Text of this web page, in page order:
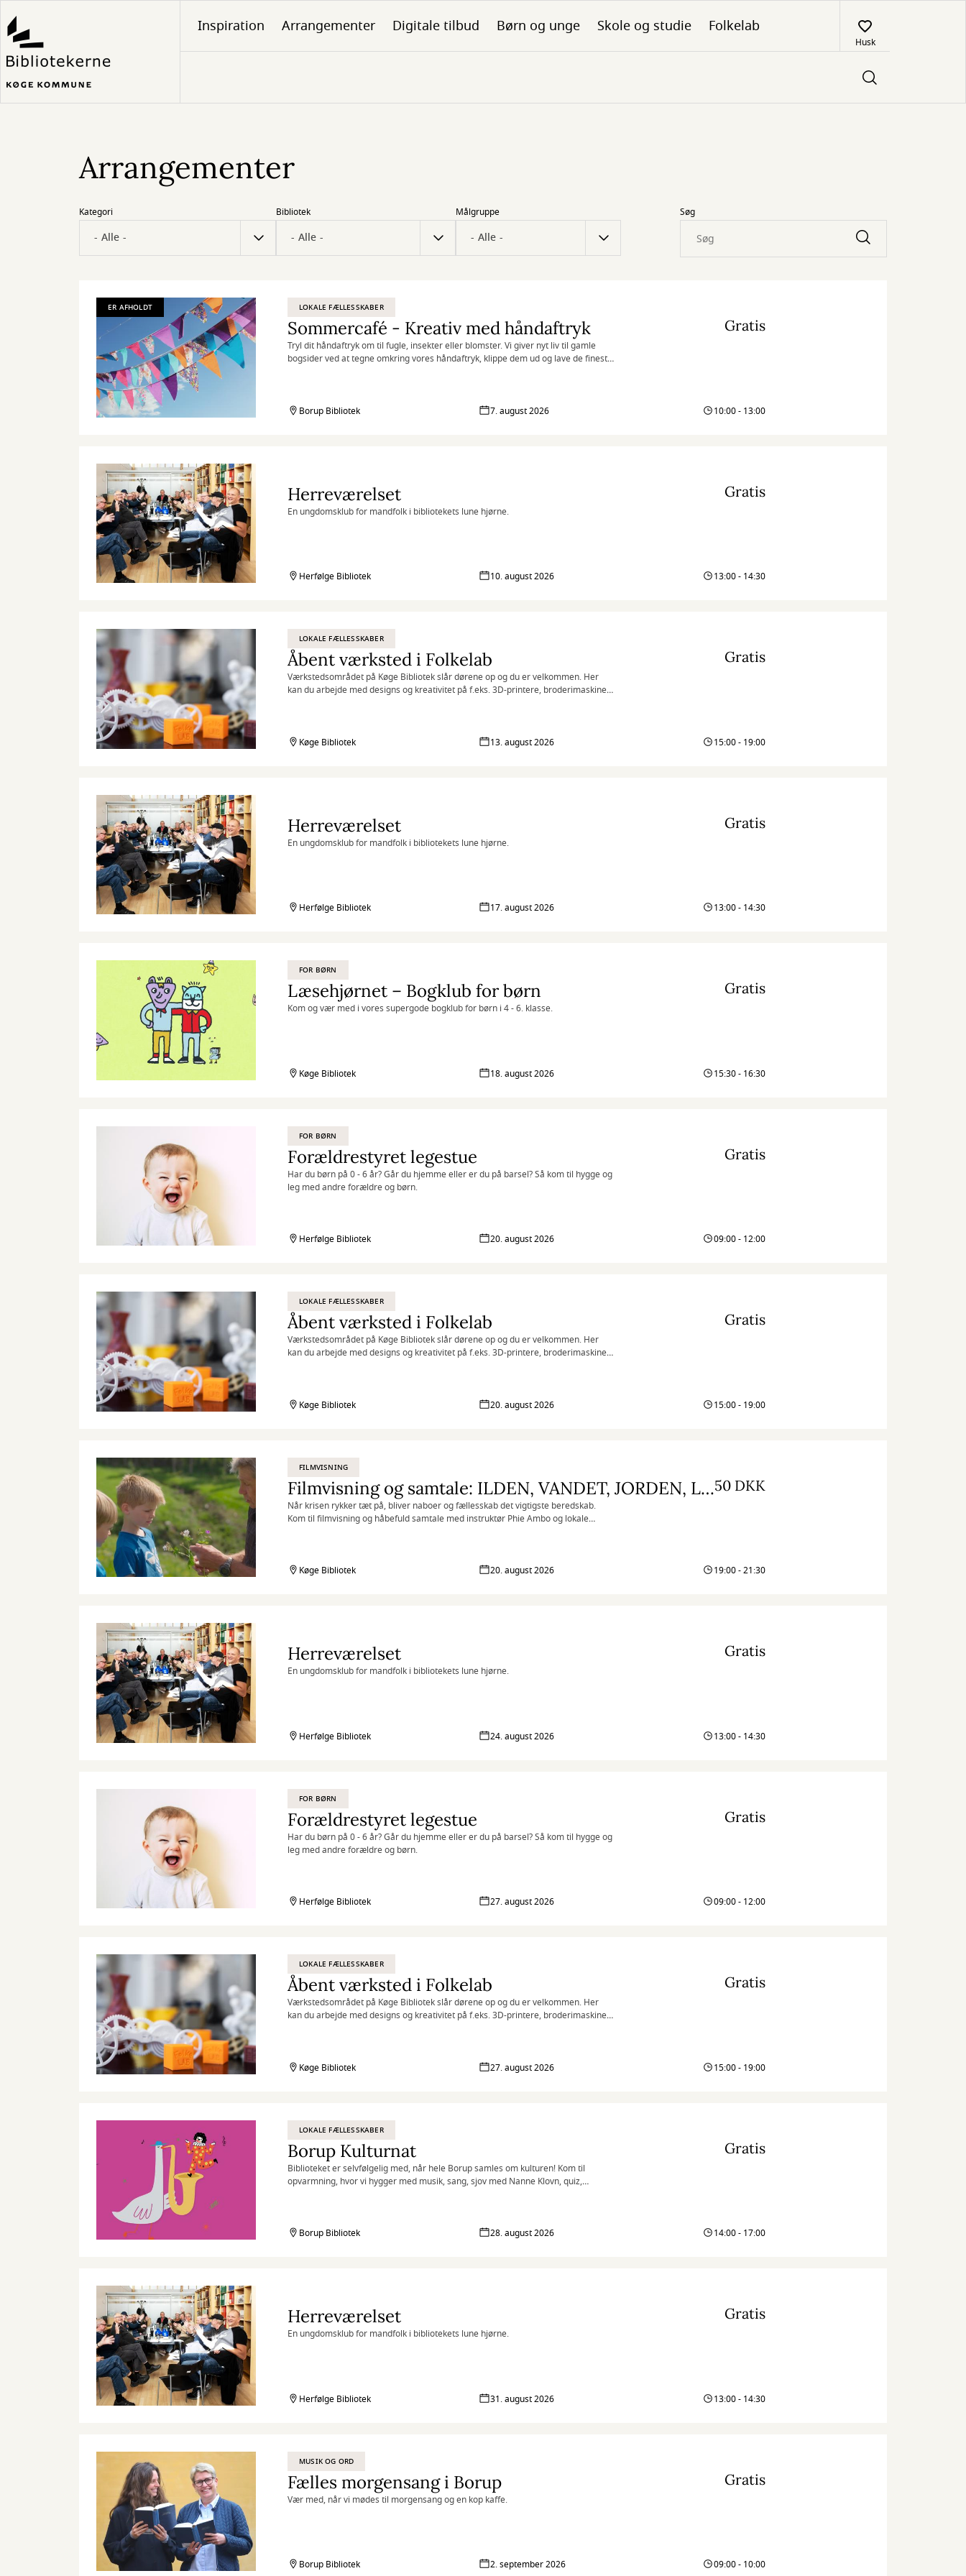
til
hovedindhold
Inspiration Arrangementer Digitale tilbud Børn og unge Skole og studie Folkelab
Husk
Arrangementer
Kategori Bibliotek Målgruppe Søg
ER AFHOLDT LOKALE FÆLLESSKABER
Sommercafé - Kreativ med håndaftryk
Tryl dit håndaftryk om til fugle, insekter eller blomster. Vi giver nyt liv til gamle
bogsider ved at tegne omkring vores håndaftryk, klippe dem ud og lave de fineste
Gratis
Borup Bibliotek 7. august 2026 10:00 - 13:00
Herreværelset
En ungdomsklub for mandfolk i bibliotekets lune hjørne.
Gratis
Herfølge Bibliotek 10. august 2026 13:00 - 14:30
LOKALE FÆLLESSKABER
Åbent værksted i Folkelab
Værkstedsområdet på Køge Bibliotek slår dørene op og du er velkommen. Her
kan du arbejde med designs og kreativitet på f.eks. 3D-printere, broderimaskiner
Gratis
Køge Bibliotek 13. august 2026 15:00 - 19:00
Herreværelset
En ungdomsklub for mandfolk i bibliotekets lune hjørne.
Gratis
Herfølge Bibliotek 17. august 2026 13:00 - 14:30
FOR BØRN
Læsehjørnet – Bogklub for børn
Kom og vær med i vores supergode bogklub for børn i 4 - 6. klasse.
Gratis
Køge Bibliotek 18. august 2026 15:30 - 16:30
FOR BØRN
Forældrestyret legestue
Har du børn på 0 - 6 år? Går du hjemme eller er du på barsel? Så kom til hygge og
leg med andre forældre og børn.
Gratis
Herfølge Bibliotek 20. august 2026 09:00 - 12:00
LOKALE FÆLLESSKABER
Åbent værksted i Folkelab
Værkstedsområdet på Køge Bibliotek slår dørene op og du er velkommen. Her
kan du arbejde med designs og kreativitet på f.eks. 3D-printere, broderimaskiner
Gratis
Køge Bibliotek 20. august 2026 15:00 - 19:00
FILMVISNING
Filmvisning og samtale: ILDEN, VANDET, JORDEN, LUFTEN
Når krisen rykker tæt på, bliver naboer og fællesskab det vigtigste beredskab.
Kom til filmvisning og håbefuld samtale med instruktør Phie Ambo og lokale
50 DKK
Køge Bibliotek 20. august 2026 19:00 - 21:30
Herreværelset
En ungdomsklub for mandfolk i bibliotekets lune hjørne.
Gratis
Herfølge Bibliotek 24. august 2026 13:00 - 14:30
FOR BØRN
Forældrestyret legestue
Har du børn på 0 - 6 år? Går du hjemme eller er du på barsel? Så kom til hygge og
leg med andre forældre og børn.
Gratis
Herfølge Bibliotek 27. august 2026 09:00 - 12:00
LOKALE FÆLLESSKABER
Åbent værksted i Folkelab
Værkstedsområdet på Køge Bibliotek slår dørene op og du er velkommen. Her
kan du arbejde med designs og kreativitet på f.eks. 3D-printere, broderimaskiner
Gratis
Køge Bibliotek 27. august 2026 15:00 - 19:00
LOKALE FÆLLESSKABER
Borup Kulturnat
Biblioteket er selvfølgelig med, når hele Borup samles om kulturen! Kom til
opvarmning, hvor vi hygger med musik, sang, sjov med Nanne Klovn, quiz,
Gratis
Borup Bibliotek 28. august 2026 14:00 - 17:00
Herreværelset
En ungdomsklub for mandfolk i bibliotekets lune hjørne.
Gratis
Herfølge Bibliotek 31. august 2026 13:00 - 14:30
MUSIK OG ORD
Fælles morgensang i Borup
Vær med, når vi mødes til morgensang og en kop kaffe.
Gratis
Borup Bibliotek 2. september 2026 09:00 - 10:00